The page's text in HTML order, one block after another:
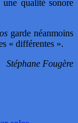
qualité sonore
garde néanmoins
« différentes ».
Stéphane Fougère